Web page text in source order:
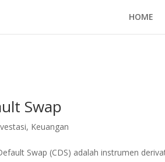
HOME
Swap
, Keuangan
Swap (CDS) adalah instrumen